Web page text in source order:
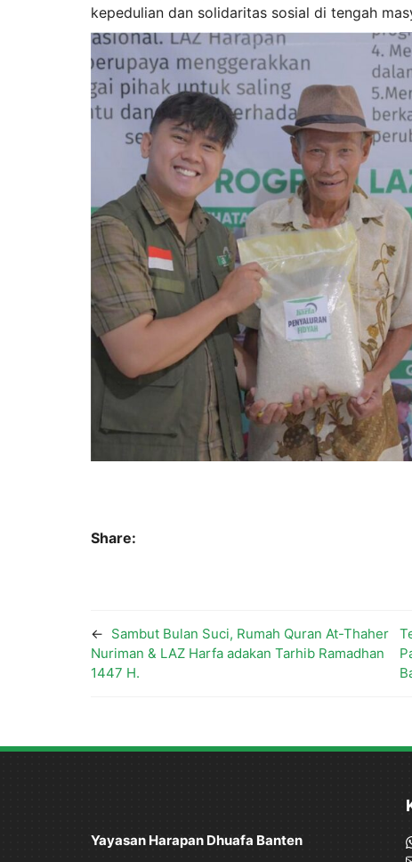
kepedulian dan solidaritas sosial di tengah
Share:
← Sambut Bulan Suci, Rumah Quran At-Thaher
Nuriman & LAZ Harfa adakan Tarhib Ramadhan
1447 H.
Yayasan Harapan Dhuafa Banten